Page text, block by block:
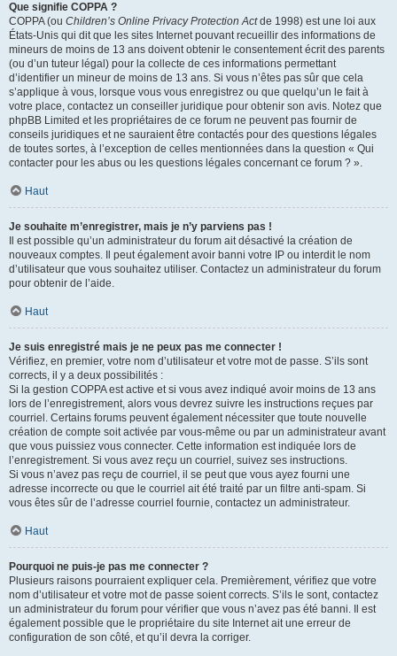
Que signifie COPPA ?
COPPA (ou Children’s Online Privacy Protection Actde 1998) est une loi aux
États-Unis qui dit que les sites Internet pouvant recueillir des informations de
mineurs de moins de 13 ans doivent obtenir le consentement écrit des parents
(ou d’un tuteur légal) pour la collecte de ces informations permettant
d’identifier un mineur de moins de 13 ans. Si vous n’êtes pas sûr que cela
s’applique à vous, lorsque vous vous enregistrez ou que quelqu’un le fait à
votre place, contactez un conseiller juridique pour obtenir son avis. Notez que
phpBB Limited et les propriétaires de ce forum ne peuvent pas fournir de
conseils juridiques et ne sauraient être contactés pour des questions légales
de toutes sortes, à l’exception de celles mentionnées dans la question « Qui
contacter pour les abus ou les questions légales concernant ce forum ? ».
Haut
Je souhaite m’enregistrer, mais je n’y parviens pas !
Il est possible qu’un administrateur du forum ait désactivé la création de
nouveaux comptes. Il peut également avoir banni votre IP ou interdit le nom
d’utilisateur que vous souhaitez utiliser. Contactez un administrateur du forum
pour obtenir de l’aide.
Haut
Je suis enregistré mais je ne peux pas me connecter !
Vérifiez, en premier, votre nom d’utilisateur et votre mot de passe. S’ils sont
corrects, il y a deux possibilités :
Si la gestion COPPA est active et si vous avez indiqué avoir moins de 13 ans
lors de l’enregistrement, alors vous devrez suivre les instructions reçues par
courriel. Certains forums peuvent également nécessiter que toute nouvelle
création de compte soit activée par vous-même ou par un administrateur avant
que vous puissiez vous connecter. Cette information est indiquée lors de
l’enregistrement. Si vous avez reçu un courriel, suivez ses instructions.
Si vous n’avez pas reçu de courriel, il se peut que vous ayez fourni une
adresse incorrecte ou que le courriel ait été traité par un filtre anti-spam. Si
vous êtes sûr de l’adresse courriel fournie, contactez un administrateur.
Haut
Pourquoi ne puis-je pas me connecter ?
Plusieurs raisons pourraient expliquer cela. Premièrement, vérifiez que votre
nom d’utilisateur et votre mot de passe soient corrects. S’ils le sont, contactez
un administrateur du forum pour vérifier que vous n’avez pas été banni. Il est
également possible que le propriétaire du site Internet ait une erreur de
configuration de son côté, et qu’il devra la corriger.